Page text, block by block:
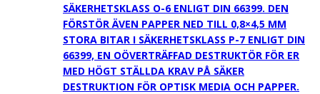
SÄKERHETSKLASS O-6 ENLIGT DIN 66399. DEN
FÖRSTÖR ÄVEN PAPPER NED TILL 0,8×4,5 MM
STORA BITAR I SÄKERHETSKLASS P-7 ENLIGT DIN
66399, EN OÖVERTRÄFFAD DESTRUKTÖR FÖR ER
MED HÖGT STÄLLDA KRAV PÅ SÄKER
DESTRUKTION FÖR OPTISK MEDIA OCH PAPPER.